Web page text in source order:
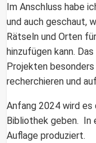
Im Anschluss habe
und auch geschaut,
Rätseln und Orten
hinzufügen kann.
Projekten besonders
recherchieren und
Anfang 2024 wird es
Bibliothek geben. In
Auflage produziert.